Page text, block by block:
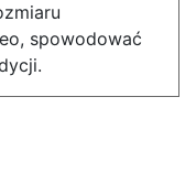
spowodować